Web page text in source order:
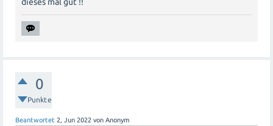
0
Punkte
Beantwortet 2, Jun 2022 von Anonym